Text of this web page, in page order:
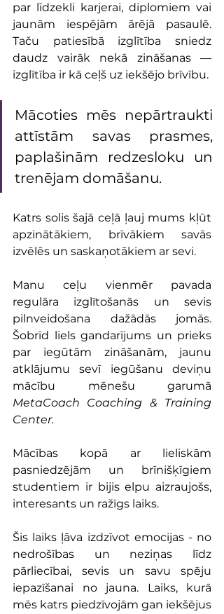
par līdzekli karjerai, diplomiem vai
jaunām iespējām ārējā pasaulē.
Taču patiesībā izglītība sniedz
daudz vairāk nekā zināšanas —
izglītība ir kā ceļš uz iekšējo brīvību.
Mācoties mēs nepārtraukti
attīstām savas prasmes,
paplašinām redzesloku un
trenējam domāšanu.
Katrs solis šajā ceļā ļauj mums kļūt
apzinātākiem, brīvākiem savās
izvēlēs un saskaņotākiem ar sevi.
Manu ceļu vienmēr pavada
regulāra izglītošanās un sevis
pilnveidošana dažādās jomās.
Šobrīd liels gandarījums un prieks
par iegūtām zināšanām, jaunu
atklājumu sevī iegūšanu deviņu
MetaCoach Coaching & Training
Center.
Mācības kopā ar lieliskām
pasniedzējām un brīnišķīgiem
studentiem ir bijis elpu aizraujošs,
interesants un ražīgs laiks.
Šis laiks ļāva izdzīvot emocijas - no
nedrošības un neziņas līdz
pārliecībai, sevis un savu spēju
iepazīšanai no jauna. Laiks, kurā
mēs katrs piedzīvojām gan iekšējus